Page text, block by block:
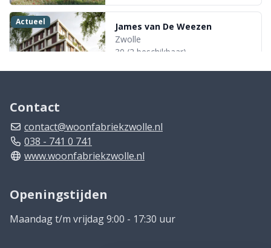
Actueel
James van De Weezen
Zwolle
30 (2 beschikbaar)
Linthof
46 woningen
Actueel
Parkvilla's Nieuw Harculo
Contact
contact@woonfabriekzwolle.nl
038 - 741 0 741
www.woonfabriekzwolle.nl
Openingstijden
Maandag t/m vrijdag 9:00 - 17:30 uur